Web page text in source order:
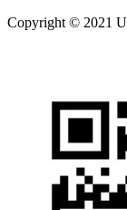
Copyright © 2021